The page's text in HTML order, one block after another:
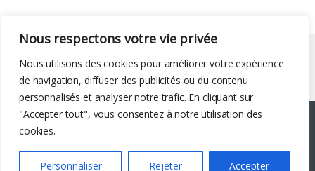
Nous respectons votre vie privée
Nous utilisons des cookies pour améliorer votre expérience
de navigation, diffuser des publicités ou du contenu
personnalisés et analyser notre trafic. En cliquant sur
"Accepter tout", vous consentez à notre utilisation des
cookies.
Personnaliser Rejeter Accepter
Liens utiles